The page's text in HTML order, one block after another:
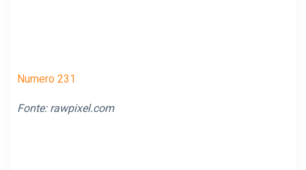
Numero 231
Fonte: rawpixel.com